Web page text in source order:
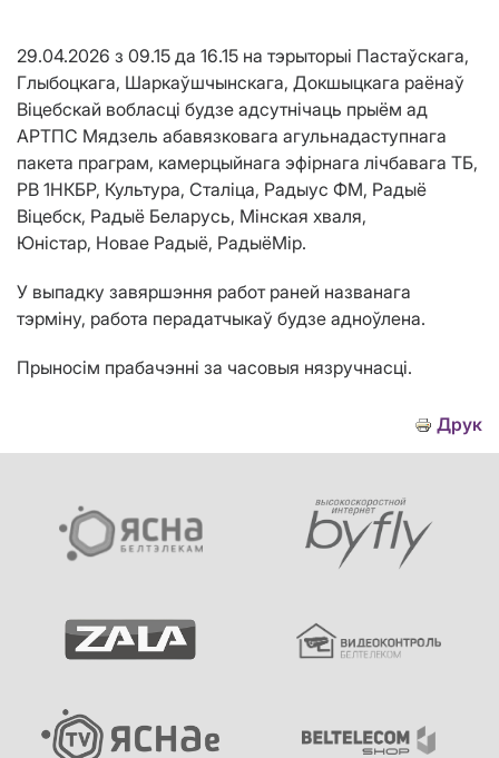
29.04.2026 з 09.15 да 16.15 на тэрыторыі Пастаўскага,
Глыбоцкага, Шаркаўшчынскага, Докшыцкага раёнаў
Віцебскай вобласці будзе адсутнічаць прыём ад
АРТПС Мядзель абавязковага агульнадаступнага
пакета праграм, камерцыйнага эфірнага лічбавага ТБ,
РВ 1НКБР, Культура, Сталіца, Радыус ФМ, Радыё
Віцебск, Радыё Беларусь, Мінская хваля,
Юністар, Новае Радыё, РадыёМір.
У выпадку завяршэння работ раней названага
тэрміну, работа перадатчыкаў будзе адноўлена.
Прыносім прабачэнні за часовыя нязручнасці.
Друк